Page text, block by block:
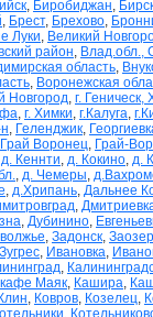
, Биробиджан,
, Брест, Брехово,
Луки, Великий
район, Влад.обл.,
область,
, Воронежская
Новгород, г. Геническ,
, г. Химки, г.Калуга,
, Геленджик,
Грай Воронец, Грай-
д. Кеннти, д. Кокино, д.
, д. Чемеры,
, д.Хрипань, Дальнее
,
, Дубинино,
, Задонск,
Зугрес, Ивановка,
,
кафе Маяк, Кашира,
Клин, Ковров, Козелец,
,